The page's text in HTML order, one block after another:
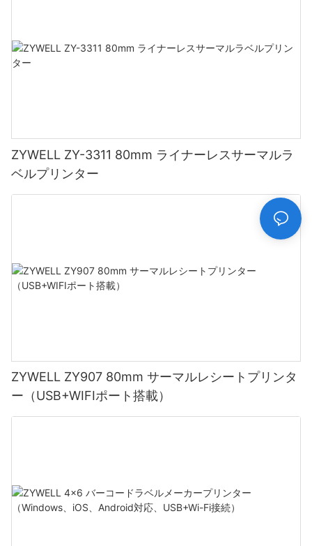
ZYWELL ZY-3311 80mm ライナーレスサーマルラ
ベルプリンター
ZYWELL ZY907 80mm サーマルレシートプリンタ
ー（USB+WIFIポート搭載）